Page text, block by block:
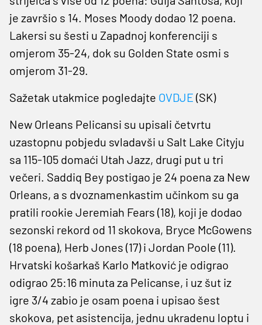
je završio s 14. Moses Moody dodao 12 poena.
Lakersi su šesti u Zapadnoj konferenciji s
omjerom 35-24, dok su Golden State osmi s
omjerom 31-29.
Sažetak utakmice pogledajte OVDJE (SK)
New Orleans Pelicansi su upisali četvrtu
uzastopnu pobjedu svladavši u Salt Lake Cityju
sa 115-105 domaći Utah Jazz, drugi put u tri
večeri. Saddiq Bey postigao je 24 poena za New
Orleans, a s dvoznamenkastim učinkom su ga
pratili rookie Jeremiah Fears (18), koji je dodao
sezonski rekord od 11 skokova, Bryce McGowens
(18 poena), Herb Jones (17) i Jordan Poole (11).
Hrvatski košarkaš Karlo Matković je odigrao
odigrao 25:16 minuta za Pelicanse, i uz šut iz
igre 3/4 zabio je osam poena i upisao šest
skokova, pet asistencija, jednu ukradenu loptu i